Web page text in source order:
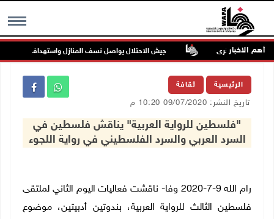
MENU أهم الاخبار
ويصيب أخرى جيش الاحتلال يواصل نسف المنازل واستهداف خيام
الرئيسية ثقافة
تاريخ النشر: 09/07/2020 10:20 م
"فلسطين للرواية العربية" يناقش فلسطين في
السرد العربي والسرد الفلسطيني في رواية اللجوء
رام الله 9-7-2020 وفا- ناقشت فعاليات اليوم الثاني لملتقى
فلسطين الثالث للرواية العربية، بندوتين أدبيتين، موضوع